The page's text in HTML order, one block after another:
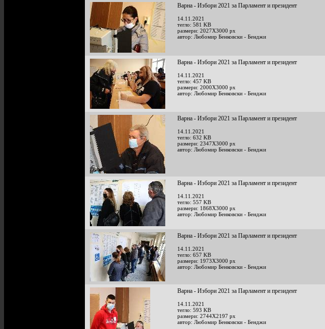
Варна - Избори 2021 за Парламент и президент
14.11.2021
тегло: 581 KB
размери: 2027X3000 px
автор: Любомир Бенковски - Бенджи
Варна - Избори 2021 за Парламент и президент
14.11.2021
тегло: 457 KB
размери: 2000X3000 px
автор: Любомир Бенковски - Бенджи
Варна - Избори 2021 за Парламент и президент
14.11.2021
тегло: 632 KB
размери: 2347X3000 px
автор: Любомир Бенковски - Бенджи
Варна - Избори 2021 за Парламент и президент
14.11.2021
тегло: 557 KB
размери: 1868X3000 px
автор: Любомир Бенковски - Бенджи
Варна - Избори 2021 за Парламент и президент
14.11.2021
тегло: 657 KB
размери: 1973X3000 px
автор: Любомир Бенковски - Бенджи
Варна - Избори 2021 за Парламент и президент
14.11.2021
тегло: 593 KB
размери: 2744X2197 px
автор: Любомир Бенковски - Бенджи